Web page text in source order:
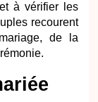
à vérifier les
recourent
de la